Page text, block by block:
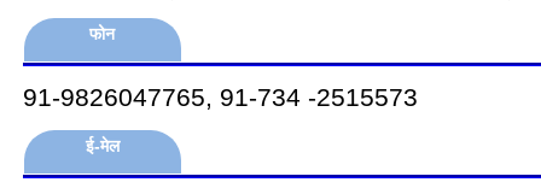
फोन
91-9826047765, 91-734 -2515573
ई-मेल